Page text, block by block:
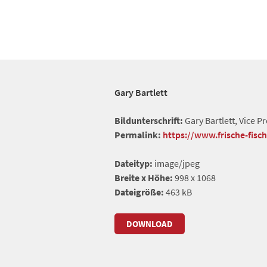
Gary Bartlett
Bildunterschrift: Gary Bartlett, Vice
Permalink: https://www.frische-
Dateityp: image/jpeg
Breite x Höhe: 998 x 1068
Dateigröße: 463 kB
DOWNLOAD